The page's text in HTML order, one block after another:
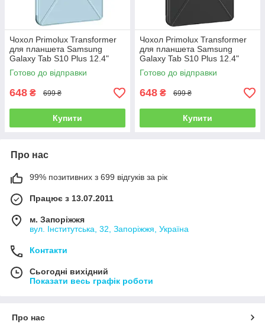
Чохол Primolux Transformer
для планшета Samsung
Galaxy Tab S10 Plus 12.4"
(SM-X820 / SM-X826) - Sky
Blue
Готово до відправки
648 ₴ 699 ₴
Купити
Чохол Primolux Transformer
для планшета Samsung
Galaxy Tab S10 Plus 12.4"
(SM-X820 / SM-X826) - Black
Готово до відправки
648 ₴ 699 ₴
Купити
Про нас
99% позитивних з 699 відгуків за рік
Працює з 13.07.2011
м. Запоріжжя
вул. Інститутська, 32, Запоріжжя, Україна
Контакти
Сьогодні вихідний
Показати весь графік роботи
Про нас